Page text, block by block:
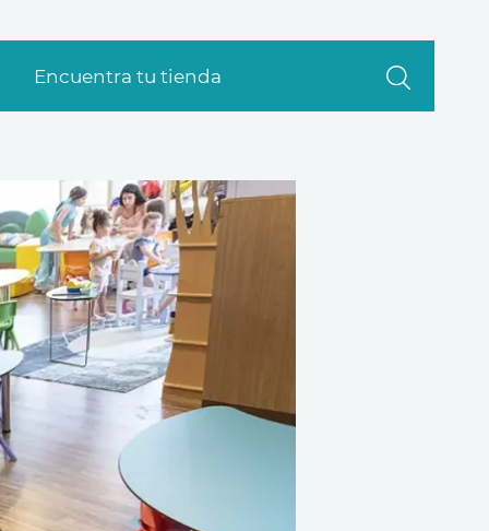
Encuentra tu tienda